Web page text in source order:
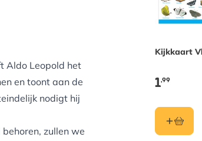
Kijkkaart
1,99
Aldo Leopold het
en toont aan de
nodigt hij
zullen we